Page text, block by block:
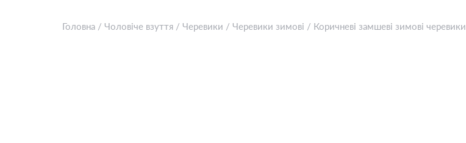
Головна / Чоловіче взуття / Черевики / Черевики зимові / Коричневі замшеві зимові черевики